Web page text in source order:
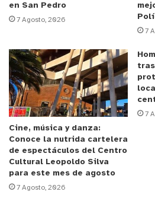
en San Pedro
7 Agosto, 2026
7
Cine, música y danza:
Conoce la nutrida cartelera
de espectáculos del Centro
Cultural Leopoldo Silva
para este mes de agosto
7 Agosto, 2026
7